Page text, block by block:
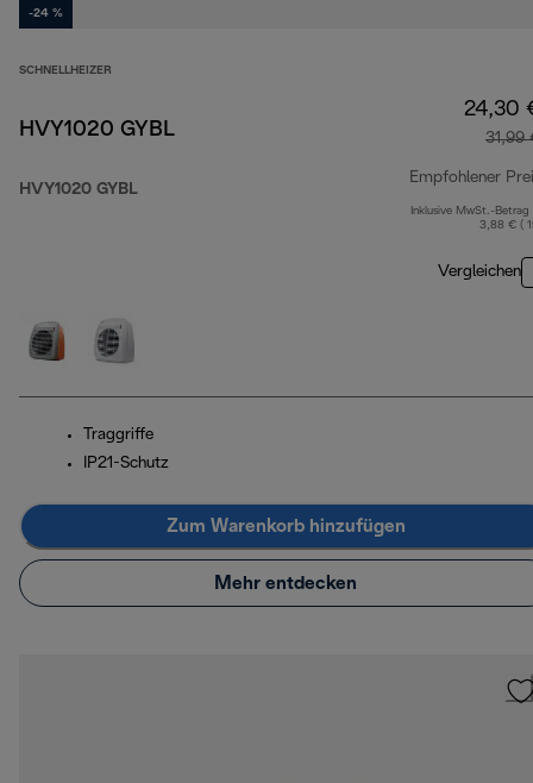
-24 %
SCHNELLHEIZER
HVY1020 GYBL
HVY1020 GYBL
24,30
31,99
Empfohlener
Inklusive MwSt.-Betrag
3,88 € (
Vergleichen
Traggriffe
IP21-Schutz
Zum Warenkorb hinzufügen
Mehr entdecken